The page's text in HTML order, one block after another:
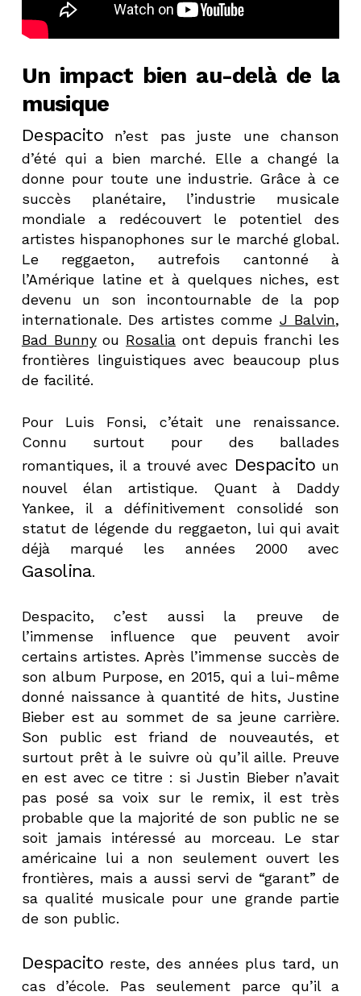
Un impact bien au-delà de la
musique
Despaciton’est pas juste une chanson
d’été qui a bien marché. Elle a changé la
donne pour toute une industrie. Grâce à ce
succès planétaire, l’industrie musicale
mondiale a redécouvert le potentiel des
artistes hispanophones sur le marché global.
Le reggaeton, autrefois cantonné à
l’Amérique latine et à quelques niches, est
devenu un son incontournable de la pop
internationale. Des artistes comme J Balvin,
Bad Bunnyou Rosalia ont depuis franchi les
frontières linguistiques avec beaucoup plus
de facilité.
Pour Luis Fonsi, c’était une renaissance.
Connu surtout pour des ballades
romantiques, il a trouvé avec Despacito un
nouvel élan artistique. Quant à Daddy
Yankee, il a définitivement consolidé son
statut de légende du reggaeton, lui qui avait
déjà marqué les années 2000 avec
Gasolina.
Despacito, c’est aussi la preuve de
l’immense influence que peuvent avoir
certains artistes. Après l’immense succès de
son album Purpose, en 2015, qui a lui-même
donné naissance à quantité de hits, Justine
Bieber est au sommet de sa jeune carrière.
Son public est friand de nouveautés, et
surtout prêt à le suivre où qu’il aille. Preuve
en est avec ce titre : si Justin Bieber n’avait
pas posé sa voix sur le remix, il est très
probable que la majorité de son public ne se
soit jamais intéressé au morceau. Le star
américaine lui a non seulement ouvert les
frontières, mais a aussi servi de “garant” de
sa qualité musicale pour une grande partie
de son public.
Despacitoreste, des années plus tard, un
cas d’école. Pas seulement parce qu’il a